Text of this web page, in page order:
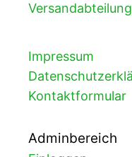
Versandabteilung
Impressum
Kontaktformular
Adminbereich